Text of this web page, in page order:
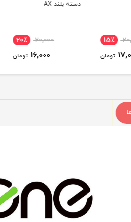
دسته بلند AX
20,000 20٪
16,000 تومان